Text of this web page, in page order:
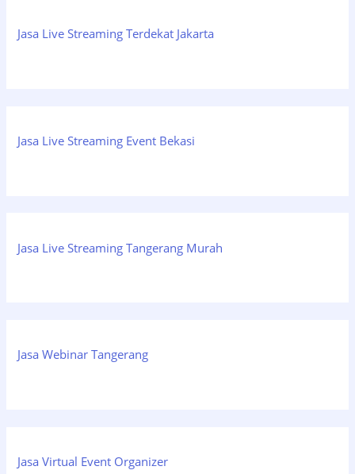
Jasa Live Streaming Terdekat Jakarta
Jasa Live Streaming Event Bekasi
Jasa Live Streaming Tangerang Murah
Jasa Webinar Tangerang
Jasa Virtual Event Organizer